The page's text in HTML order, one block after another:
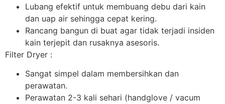
Lubang efektif untuk membuang debu dari kain
dan uap air sehingga cepat kering.
Rancang bangun di buat agar tidak terjadi insiden
kain terjepit dan rusaknya asesoris.
Filter Dryer :
Sangat simpel dalam membersihkan dan
perawatan.
Perawatan 2-3 kali sehari (handglove / vacum